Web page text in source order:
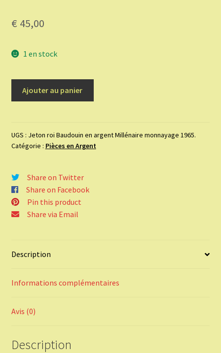
€ 45,00
1 en stock
Baudouin
en
monnayage
1965.
Ajouter au panier
UGS : Jeton roi Baudouin en argent Millénaire monnayage 1965.
Catégorie : Pièces en Argent
Share on Twitter
Share on Facebook
Pin this product
Share via Email
Description
Informations complémentaires
Avis (0)
Description